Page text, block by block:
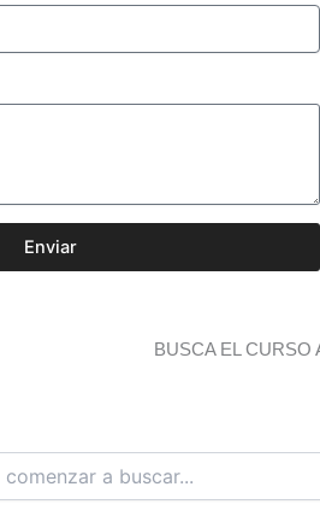
Enviar
BUSCA EL CURSO